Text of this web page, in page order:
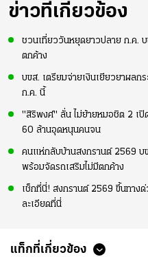
ข่าวที่เกี่ยวข้อง
ชวนเที่ยววันหยุดยาวปลาย ก.ค.
ตกค้าง
บขส. เตรียมจ่ายเงินเยียวยาผลก
ก.ค. นี้
"สิริพงศ์" ลั่น ไม่ย้ายหมอชิต 2 เ
60 ล้านอุดหนุนคนจน
คนแห่กลับบ้านสงกรานต์ 2569 บ
พร้อมจัดรถเสริมไม่มีตกค้าง
เช็กที่นี่! สงกรานต์ 2569 ขึ้นทาง
ละเอียดที่นี่
แท็กที่เกี่ยวข้อง